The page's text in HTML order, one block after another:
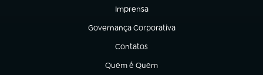
Imprensa
(abre em nova aba)
Governança Corporativa
(abre em nova aba)
Contatos
(abre em nova aba)
Quem é Quem
(abre em nova aba)